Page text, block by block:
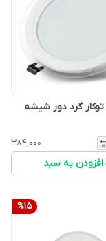
۳۸۴٬۰۰۰
افزودن به سبد
%15